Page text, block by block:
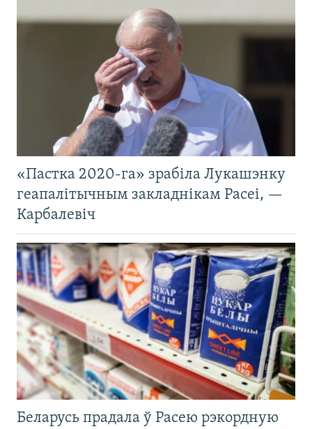
«Пастка 2020-га» зрабіла Лукашэнку
геапалітычным закладнікам Расеі, —
Карбалевіч
Беларусь прадала ў Расею рэкордную